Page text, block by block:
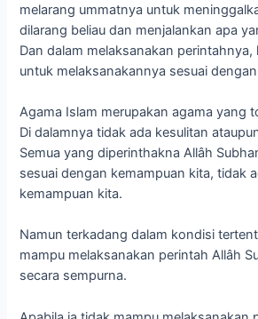
melarang ummatnya untuk
dilarang beliau dan menjalankan apa
Dan dalam melaksanakan perintahnya,
untuk melaksanakannya sesuai
Agama Islam merupakan agama yang
Di dalamnya tidak ada kesulitan
Semua yang diperinthakna Allâh
sesuai dengan kemampuan kita, tidak
kemampuan kita.
Namun terkadang dalam kondisi
mampu melaksanakan perintah Allâh
secara sempurna.